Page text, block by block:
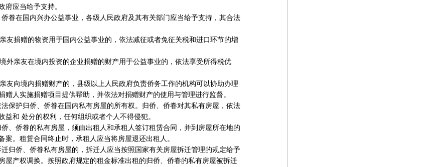
府应当给予支持。
眷在国内兴办公益事业，各级人民政府及其有关部门应当给予支持，其合法
友捐赠的物资用于国内公益事业的，依法减征或者免征关税和进口环节的增
外亲友在境内投资的企业捐赠的财产用于公益事业的，依法享受所得税优
友向境内捐赠财产的，县级以上人民政府负责侨务工作的机构可以协助办理
赠人实施捐赠项目提供帮助，并依法对捐赠财产的使用与管理进行监督。
保护归侨、侨眷在国内私有房屋的所有权。归侨、侨眷对其私有房屋，依法
益和 处分的权利，任何组织或者个人不得侵犯。
、侨眷的私有房屋，须由出租人和承租人签订租赁合同，并到房屋所在地的
案。租赁合同终止时，承租人应当将房屋退还出租人。
归侨、侨眷私有房屋的，拆迁人应当按照国家有关房屋拆迁管理的规定给予
屋产权调换。按照政府规定的租金标准出租的归侨、侨眷的私有房屋被拆迁